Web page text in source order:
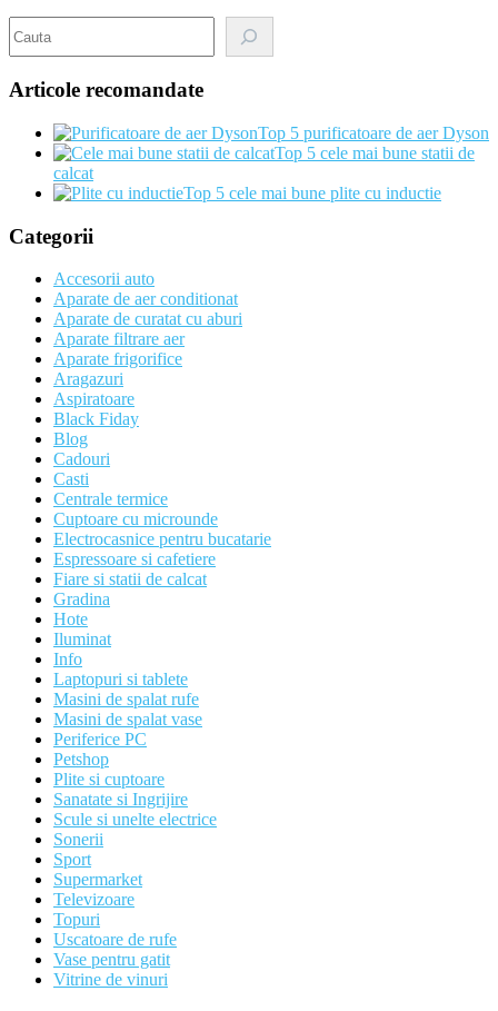
Articole recomandate
Top 5 purificatoare de aer Dyson
Top 5 cele mai bune statii de
calcat
Top 5 cele mai bune plite cu inductie
Categorii
Accesorii auto
Aparate de aer conditionat
Aparate de curatat cu aburi
Aparate filtrare aer
Aparate frigorifice
Aragazuri
Aspiratoare
Black Fiday
Blog
Cadouri
Casti
Centrale termice
Cuptoare cu microunde
Electrocasnice pentru bucatarie
Espressoare si cafetiere
Fiare si statii de calcat
Gradina
Hote
Iluminat
Info
Laptopuri si tablete
Masini de spalat rufe
Masini de spalat vase
Periferice PC
Petshop
Plite si cuptoare
Sanatate si Ingrijire
Scule si unelte electrice
Sonerii
Sport
Supermarket
Televizoare
Topuri
Uscatoare de rufe
Vase pentru gatit
Vitrine de vinuri